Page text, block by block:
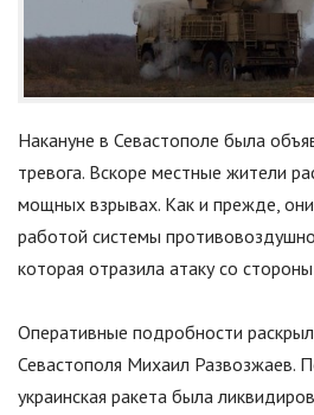
Накануне в Севастополе была
тревога. Вскоре местные жители
мощных взрывах. Как и прежде,
работой системы
которая отразила атаку со
Оперативные подробности
Севастополя Михаил Развозжаев.
украинская ракета была